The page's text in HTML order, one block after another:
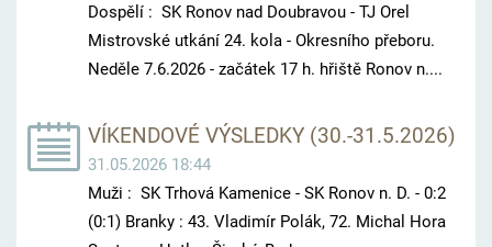
Dospělí : SK Ronov nad Doubravou - TJ Orel
Mistrovské utkání 24. kola - Okresního přeboru.
Neděle 7.6.2026 - začátek 17 h. hřiště Ronov n....
VÍKENDOVÉ VÝSLEDKY (30.-31.5.2026)
31.05.2026 18:44
Muži : SK Trhová Kamenice - SK Ronov n. D. - 0:2
(0:1) Branky : 43. Vladimír Polák, 72. Michal Hora